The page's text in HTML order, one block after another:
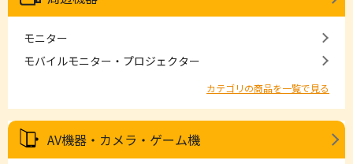
モニター
モバイルモニター・プロジェクター
カテゴリの商品を一覧で見る
AV機器・カメラ・ゲーム機